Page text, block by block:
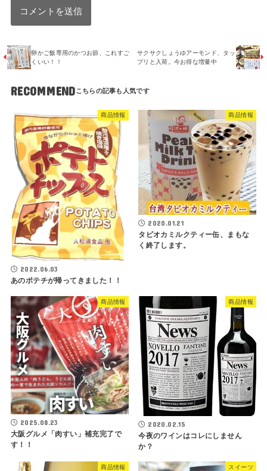
卵かご飯専用のかつお節、これすご
くいい！！
サクサクしょうゆアーモンド、タッ
プリと入荷。今お得な増量中
RECOMMEND
商品情報
2022.06.03
あのポテチが帰ってきました！！
商品情報
2020.01.21
タピオカミルクティー缶、まもな
く終了します。
商品情報
2025.08.23
大阪グルメ「肉すい」補充完了で
す！！
商品情報
2020.02.15
今夜のワインはコレにしません
か？
商品情報 スイーツ